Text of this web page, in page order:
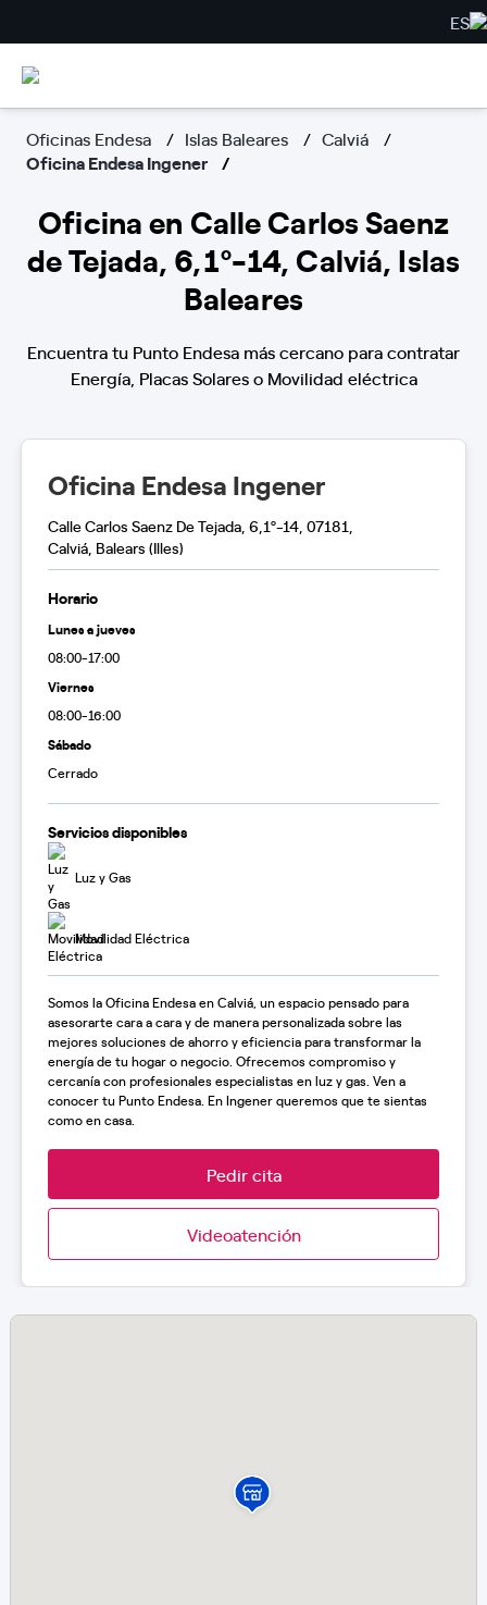
ES
Oficinas Endesa Islas Baleares
Calviá
Oficina Endesa Ingener
Oficina en Calle Carlos Saenz
de Tejada, 6,1º-14, Calviá, Islas
Baleares
Encuentra tu Punto Endesa más cercano para contratar
Energía, Placas Solares o Movilidad eléctrica
Oficina Endesa Ingener
Calle Carlos Saenz De Tejada, 6,1º-14, 07181,
Calviá, Balears (Illes)
Horario
Lunes a jueves
08:00-17:00
Viernes
08:00-16:00
Sábado
Cerrado
Servicios disponibles
Luz y Gas
Movilidad Eléctrica
Somos la Oficina Endesa en Calviá, un espacio pensado para
asesorarte cara a cara y de manera personalizada sobre las
mejores soluciones de ahorro y eficiencia para transformar la
energía de tu hogar o negocio. Ofrecemos compromiso y
cercanía con profesionales especialistas en luz y gas. Ven a
conocer tu Punto Endesa. En Ingener queremos que te sientas
como en casa.
Pedir cita
Videoatención